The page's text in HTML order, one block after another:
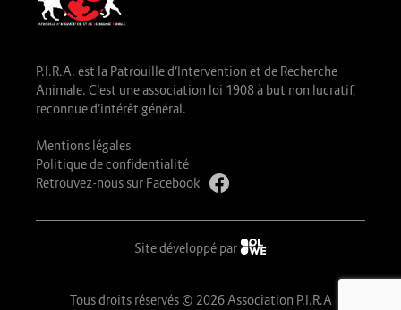
P.I.R.A. est la Patrouille d’Intervention et de Recherche
Animale. C’est une association loi 1908 à but non lucratif,
reconnue d’intérêt général.
Mentions légales
Politique de confidentialité
Retrouvez-nous sur Facebook
Site développé par
Tous droits réservés © 2026 Association P.I.R.A